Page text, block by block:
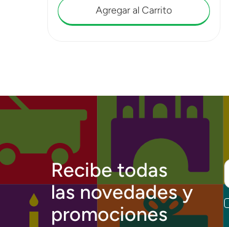
Agregar al Carrito
Recibe todas
las novedades y
promociones